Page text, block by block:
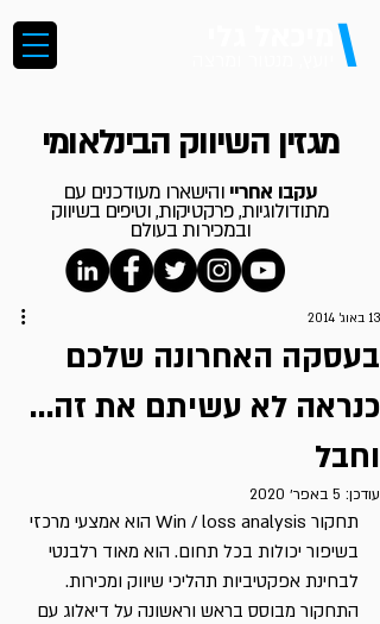
\
מגזין השיווק הבינלאומי
עקבו אחריי והישארו מעודכנים עם
מתודולוגיות, פרקטיקות, וטיפים בשיווק
ובמכירות בעולם
בעסקה האחרונה שלכם
כנראה לא עשיתם את זה…
וחבל
13 באוג׳ 2014
עודכן: 5 באפר׳ 2020
תחקור Win / loss analysis הוא אמצעי מרכזי
בשיפור יכולות בכל תחום. הוא מאוד רלבנטי
לבחינת אפקטיביות תהליכי שיווק ומכירות.
התחקור מבוסס בראש וראשונה על דיאלוג עם